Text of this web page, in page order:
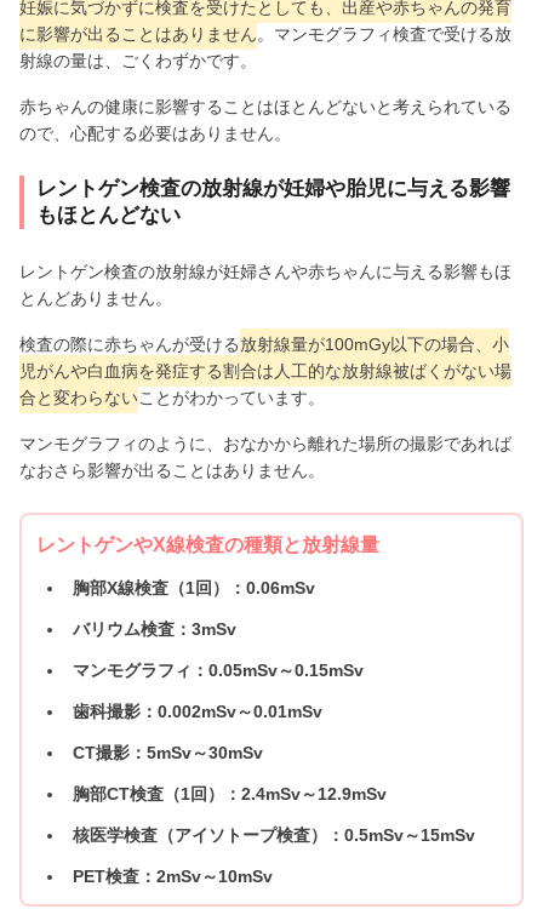
妊娠に気づかずに検査を受けたとしても、出産や赤ちゃんの発育
に影響が出ることはありません。マンモグラフィ検査で受ける放
射線の量は、ごくわずかです。
赤ちゃんの健康に影響することはほとんどないと考えられている
ので、心配する必要はありません。
レントゲン検査の放射線が妊婦や胎児に与える影響
もほとんどない
レントゲン検査の放射線が妊婦さんや赤ちゃんに与える影響もほ
とんどありません。
検査の際に赤ちゃんが受ける放射線量が100mGy以下の場合、小
児がんや白血病を発症する割合は人工的な放射線被ばくがない場
合と変わらないことがわかっています。
マンモグラフィのように、おなかから離れた場所の撮影であれば
なおさら影響が出ることはありません。
レントゲンやX線検査の種類と放射線量
胸部X線検査（1回）：0.06mSv
バリウム検査：3mSv
マンモグラフィ：0.05mSv～0.15mSv
歯科撮影：0.002mSv～0.01mSv
CT撮影：5mSv～30mSv
胸部CT検査（1回）：2.4mSv～12.9mSv
核医学検査（アイソトープ検査）：0.5mSv～15mSv
PET検査：2mSv～10mSv